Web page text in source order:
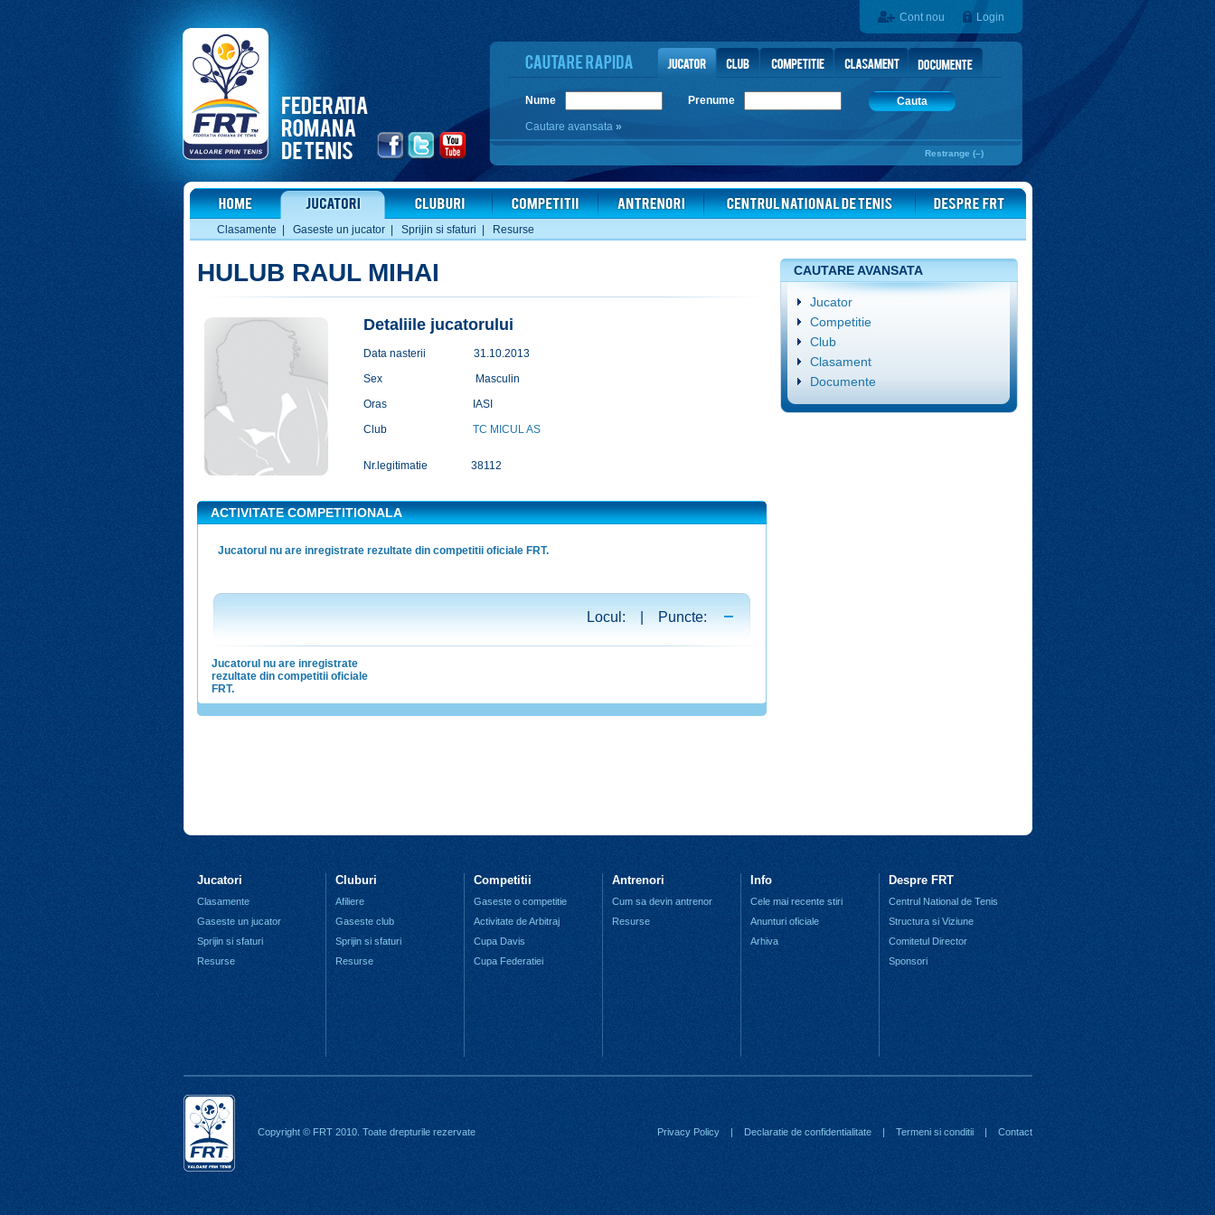
Cont nou Login
Nume Prenume
Cauta
Cautare avansata »
Restrange (–)
Clasamente Gaseste un jucator| Sprijin si sfaturi Resurse
HULUB RAUL MIHAI
Detaliile jucatorului
Data nasterii
31.10.2013
Sex
Masculin
Oras
IASI
Club
TC MICUL AS
Nr.legitimatie 38112
ACTIVITATE COMPETITIONALA
Jucatorul nu are inregistrate rezultate din competitii oficiale FRT.
Locul: | Puncte:
Jucatorul nu are inregistrate
rezultate din competitii oficiale
FRT.
CAUTARE AVANSATA
Jucator
Competitie
Club
Clasament
Documente
Jucatori
Clasamente
Gaseste un jucator
Sprijin si sfaturi
Resurse
Cluburi
Afiliere
Gaseste club
Sprijin si sfaturi
Resurse
Competitii
Gaseste o competitie
Activitate de Arbitraj
Cupa Davis
Cupa Federatiei
Antrenori
Cum sa devin antrenor
Resurse
Info
Cele mai recente stiri
Anunturi oficiale
Arhiva
Despre FRT
Centrul National de Tenis
Structura si Viziune
Comitetul Director
Sponsori
Copyright © FRT 2010. Toate drepturile rezervate Contact
|
Termeni si conditii
|
Declaratie de confidentialitate
|
Privacy Policy